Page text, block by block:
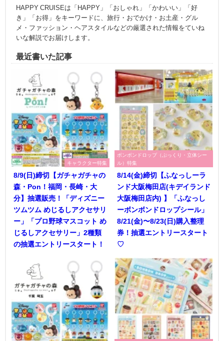
HAPPY CRUISEは「HAPPY」「おしゃれ」「かわいい」「好
き」「お得」をキーワードに、旅行・おでかけ・お土産・グル
メ・ファッション・ヘアスタイルなどの厳選された情報をていね
いな解説でお届けします。
最近書いた記事
キャラクター特集
8/9(日)締切【ガチャガチャの
森・Pon！福岡・長崎・大
分】抽選販売！「ディズニー
ツムツム めじるしアクセサリ
ー」「プロ野球マスコット め
じるしアクセサリー」2種類
の抽選エントリースタート！
ボンボンドロップ（ぷっくり・立体シー
ル）特集
8/14(金)締切【ふなっしーラ
ンド大阪梅田店(キデイランド
大阪梅田店内) 】「ふなっし
ーボンボンドロップシール」
8/21(金)〜8/23(日)購入整理
券！抽選エントリースタート
♡